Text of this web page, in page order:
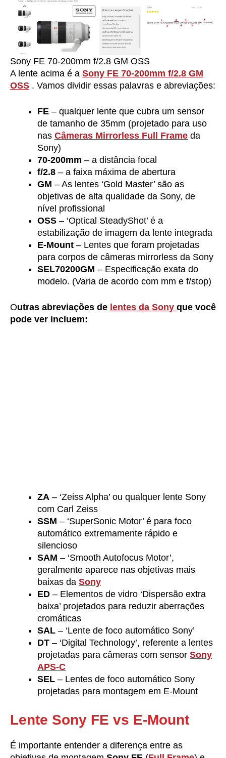
Sony FE 70-200mm f/2.8 GM OSS
A lente acima é a Sony FE 70-200mm f/2.8 GM
OSS . Vamos dividir essas palavras e abreviações:
FE – qualquer lente que cubra um sensor
de tamanho de 35mm (projetado para uso
nas Câmeras Mirrorless Full Frame da
Sony)
70-200mm – a distância focal
f/2.8 – a faixa máxima de abertura
GM – As lentes ‘Gold Master’ são as
objetivas de alta qualidade da Sony, de
nível profissional
OSS – ‘Optical SteadyShot’ é a
estabilização de imagem da lente integrada
E-Mount – Lentes que foram projetadas
para corpos de câmeras mirrorless da Sony
SEL70200GM – Especificação exata do
modelo. (Varia de acordo com mm e f/stop)
Outras abreviações de lentes da Sony que você
pode ver incluem:
ZA – ‘Zeiss Alpha’ ou qualquer lente Sony
com Carl Zeiss
SSM – ‘SuperSonic Motor’ é para foco
automático extremamente rápido e
silencioso
SAM – ‘Smooth Autofocus Motor’,
geralmente aparece nas objetivas mais
baixas da Sony
ED – Elementos de vidro ‘Dispersão extra
baixa’ projetados para reduzir aberrações
cromáticas
SAL – ‘Lente de foco automático Sony’
DT – ‘Digital Technology’, referente a lentes
projetadas para câmeras com sensor Sony
APS-C
SEL – Lentes de foco automático Sony
projetadas para montagem em E-Mount
Lente Sony FE vs E-Mount
É importante entender a diferença entre as